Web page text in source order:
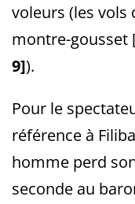
voleurs (les vols
montre-gousset
9]).
Pour le
référence à
homme perd
seconde au